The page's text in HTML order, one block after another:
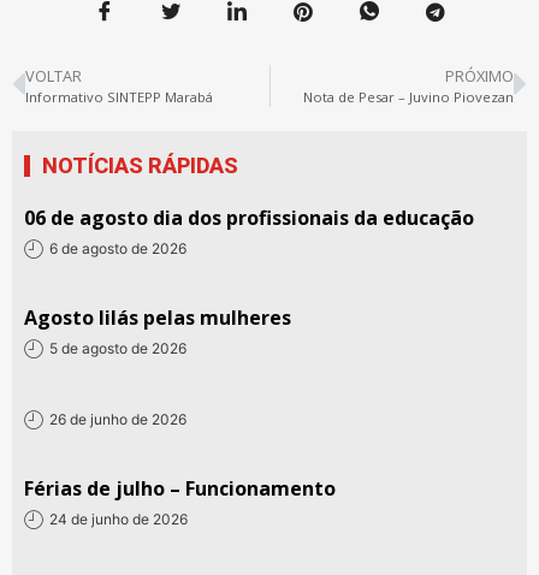
VOLTAR
Informativo SINTEPP Marabá
PRÓXIMO
Nota de Pesar – Juvino Piovezan
NOTÍCIAS RÁPIDAS
06 de agosto dia dos profissionais da educação
6 de agosto de 2026
Agosto lilás pelas mulheres
5 de agosto de 2026
26 de junho de 2026
Férias de julho – Funcionamento
24 de junho de 2026